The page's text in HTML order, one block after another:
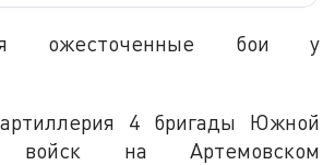
ожесточенные бои у
4 бригады Южной
войск на Артемовском